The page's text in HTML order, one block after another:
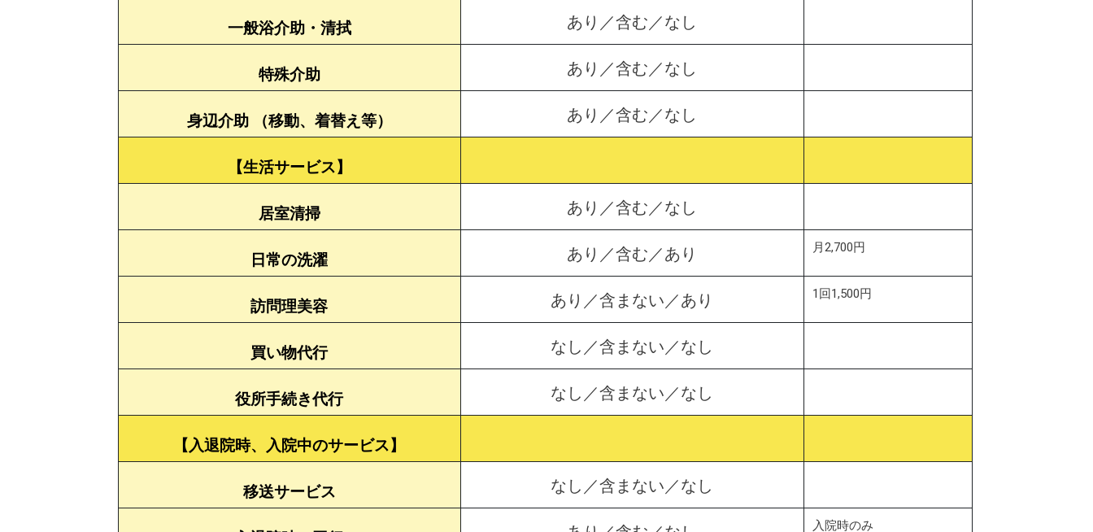
一般浴介助・清拭 あり／含む／なし
特殊介助 あり／含む／なし
身辺介助 （移動、着替え等） あり／含む／なし
【生活サービス】
居室清掃 あり／含む／なし
日常の洗濯 あり／含む／あり 月2,700円
訪問理美容 あり／含まない／あり 1回1,500円
買い物代行 なし／含まない／なし
役所手続き代行 なし／含まない／なし
【入退院時、入院中のサービス】
移送サービス なし／含まない／なし
入院時のみ